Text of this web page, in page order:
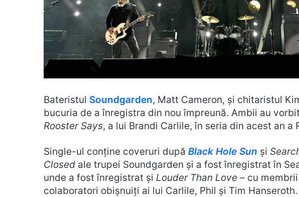
Bateristul Soundgarden, Matt Cameron, și chitaristul
bucuria de a înregistra din nou împreună. Ambii au
Rooster Says, a lui Brandi Carlile, în seria din acest an a
Single-ul conține coveruri după Black Hole Sun și
Closed ale trupei Soundgarden și a fost înregistrat în
unde a fost înregistrat și Louder Than Love – cu
colaboratori obișnuiți ai lui Carlile, Phil și Tim Hanseroth.